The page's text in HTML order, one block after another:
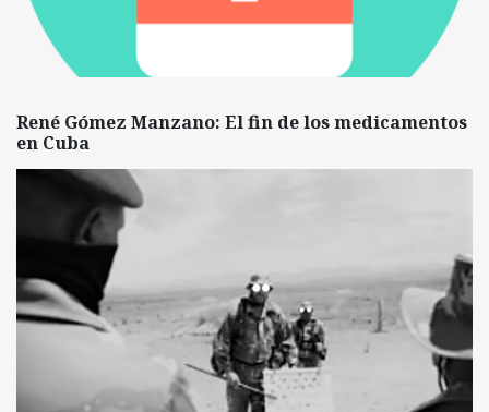
René Gómez Manzano: El fin de los medicamentos
en Cuba